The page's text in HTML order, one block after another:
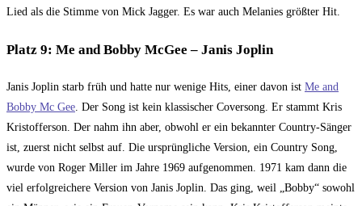
Lied als die Stimme von Mick Jagger. Es war auch Melanies größter Hit.
Platz 9: Me and Bobby McGee – Janis Joplin
Janis Joplin starb früh und hatte nur wenige Hits, einer davon ist Me and
Bobby Mc Gee. Der Song ist kein klassischer Coversong. Er stammt Kris
Kristofferson. Der nahm ihn aber, obwohl er ein bekannter Country-Sänger
ist, zuerst nicht selbst auf. Die ursprüngliche Version, ein Country Song,
wurde von Roger Miller im Jahre 1969 aufgenommen. 1971 kam dann die
viel erfolgreichere Version von Janis Joplin. Das ging, weil „Bobby“ sowohl